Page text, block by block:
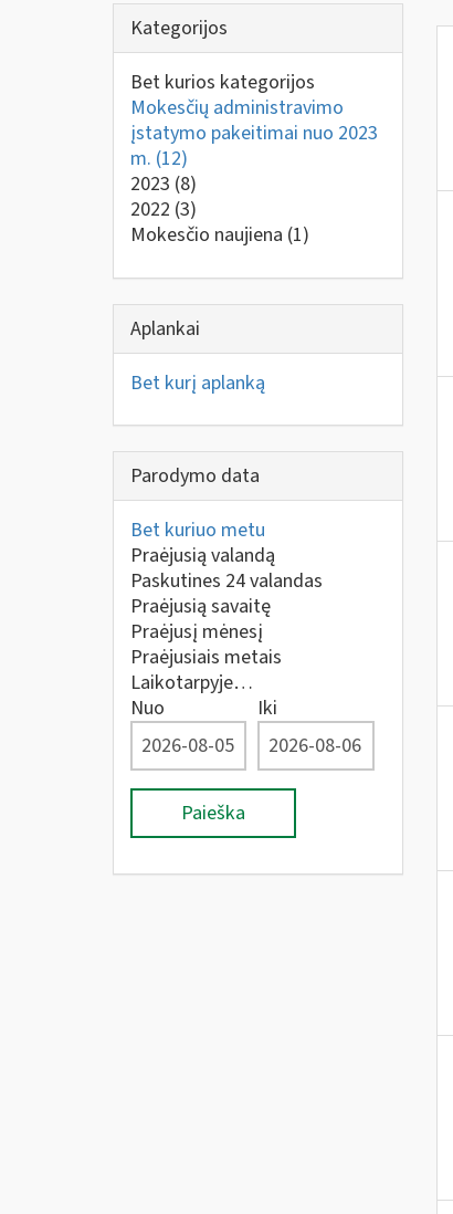
Kategorijos
Bet kurios kategorijos
Mokesčių administravimo
įstatymo pakeitimai nuo 2023
m. (12)
2023 (8)
2022 (3)
Mokesčio naujiena (1)
Aplankai
Bet kurį aplanką
Parodymo data
Bet kuriuo metu
Praėjusią valandą
Paskutines 24 valandas
Praėjusią savaitę
Praėjusį mėnesį
Praėjusiais metais
Laikotarpyje…
Nuo
Iki
Paieška